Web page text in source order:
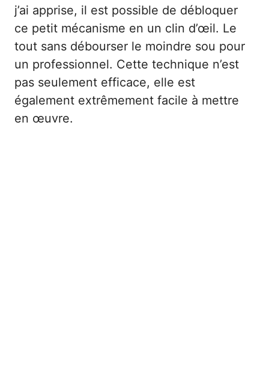
j’ai apprise, il est possible de débloquer
ce petit mécanisme en un clin d’œil. Le
tout sans débourser le moindre sou pour
un professionnel. Cette technique n’est
pas seulement efficace, elle est
également extrêmement facile à mettre
en œuvre.